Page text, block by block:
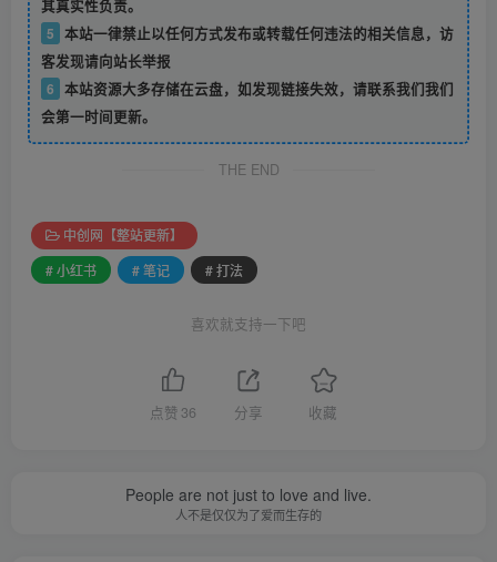
其真实性负责。
5 本站一律禁止以任何方式发布或转载任何违法的相关信息，访
客发现请向站长举报
6 本站资源大多存储在云盘，如发现链接失效，请联系我们我们
会第一时间更新。
THE END
中创网【整站更新】
# 小红书
# 笔记 # 打法
喜欢就支持一下吧
点赞 36 分享 收藏
People are not just to love and live.
人不是仅仅为了爱而生存的